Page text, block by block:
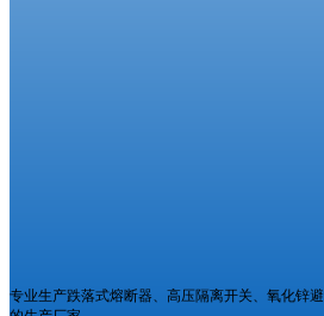
专业生产跌落式熔断器、高压隔离开关、氧化锌